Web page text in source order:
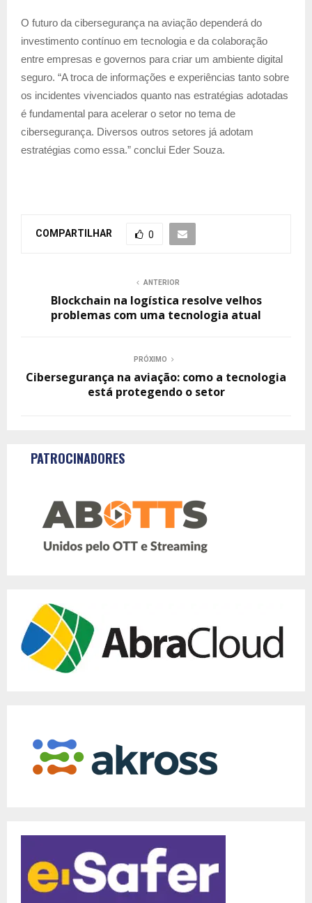
O futuro da cibersegurança na aviação dependerá do
investimento contínuo em tecnologia e da colaboração
entre empresas e governos para criar um ambiente digital
seguro. “A troca de informações e experiências tanto sobre
os incidentes vivenciados quanto nas estratégias adotadas
é fundamental para acelerar o setor no tema de
cibersegurança. Diversos outros setores já adotam
estratégias como essa.” conclui Eder Souza.
COMPARTILHAR 0
ANTERIOR
Blockchain na logística resolve velhos
problemas com uma tecnologia atual
PRÓXIMO
Cibersegurança na aviação: como a tecnologia
está protegendo o setor
PATROCINADORES